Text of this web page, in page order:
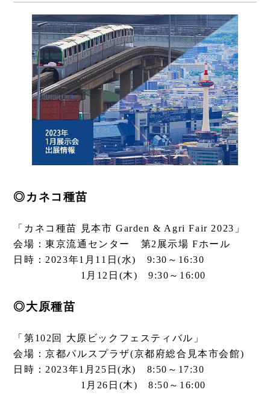
◎カネコ種苗
「カネコ種苗 見本市 Garden & Agri Fair 2023」
会場：東京流通センター 第2展示場 Fホール
日時：2023年1月11日(水) 9:30～16:30
1月12日(木) 9:30～16:00
◎大原種苗
「第102回 大原ビックフェスティバル」
会場：京都パルスプラザ(京都府総合見本市会館)
日時：2023年1月25日(水) 8:50～17:30
1月26日(木) 8:50～16:00